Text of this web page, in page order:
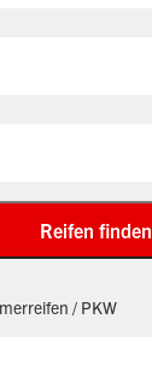
Reifen finden
/ PKW